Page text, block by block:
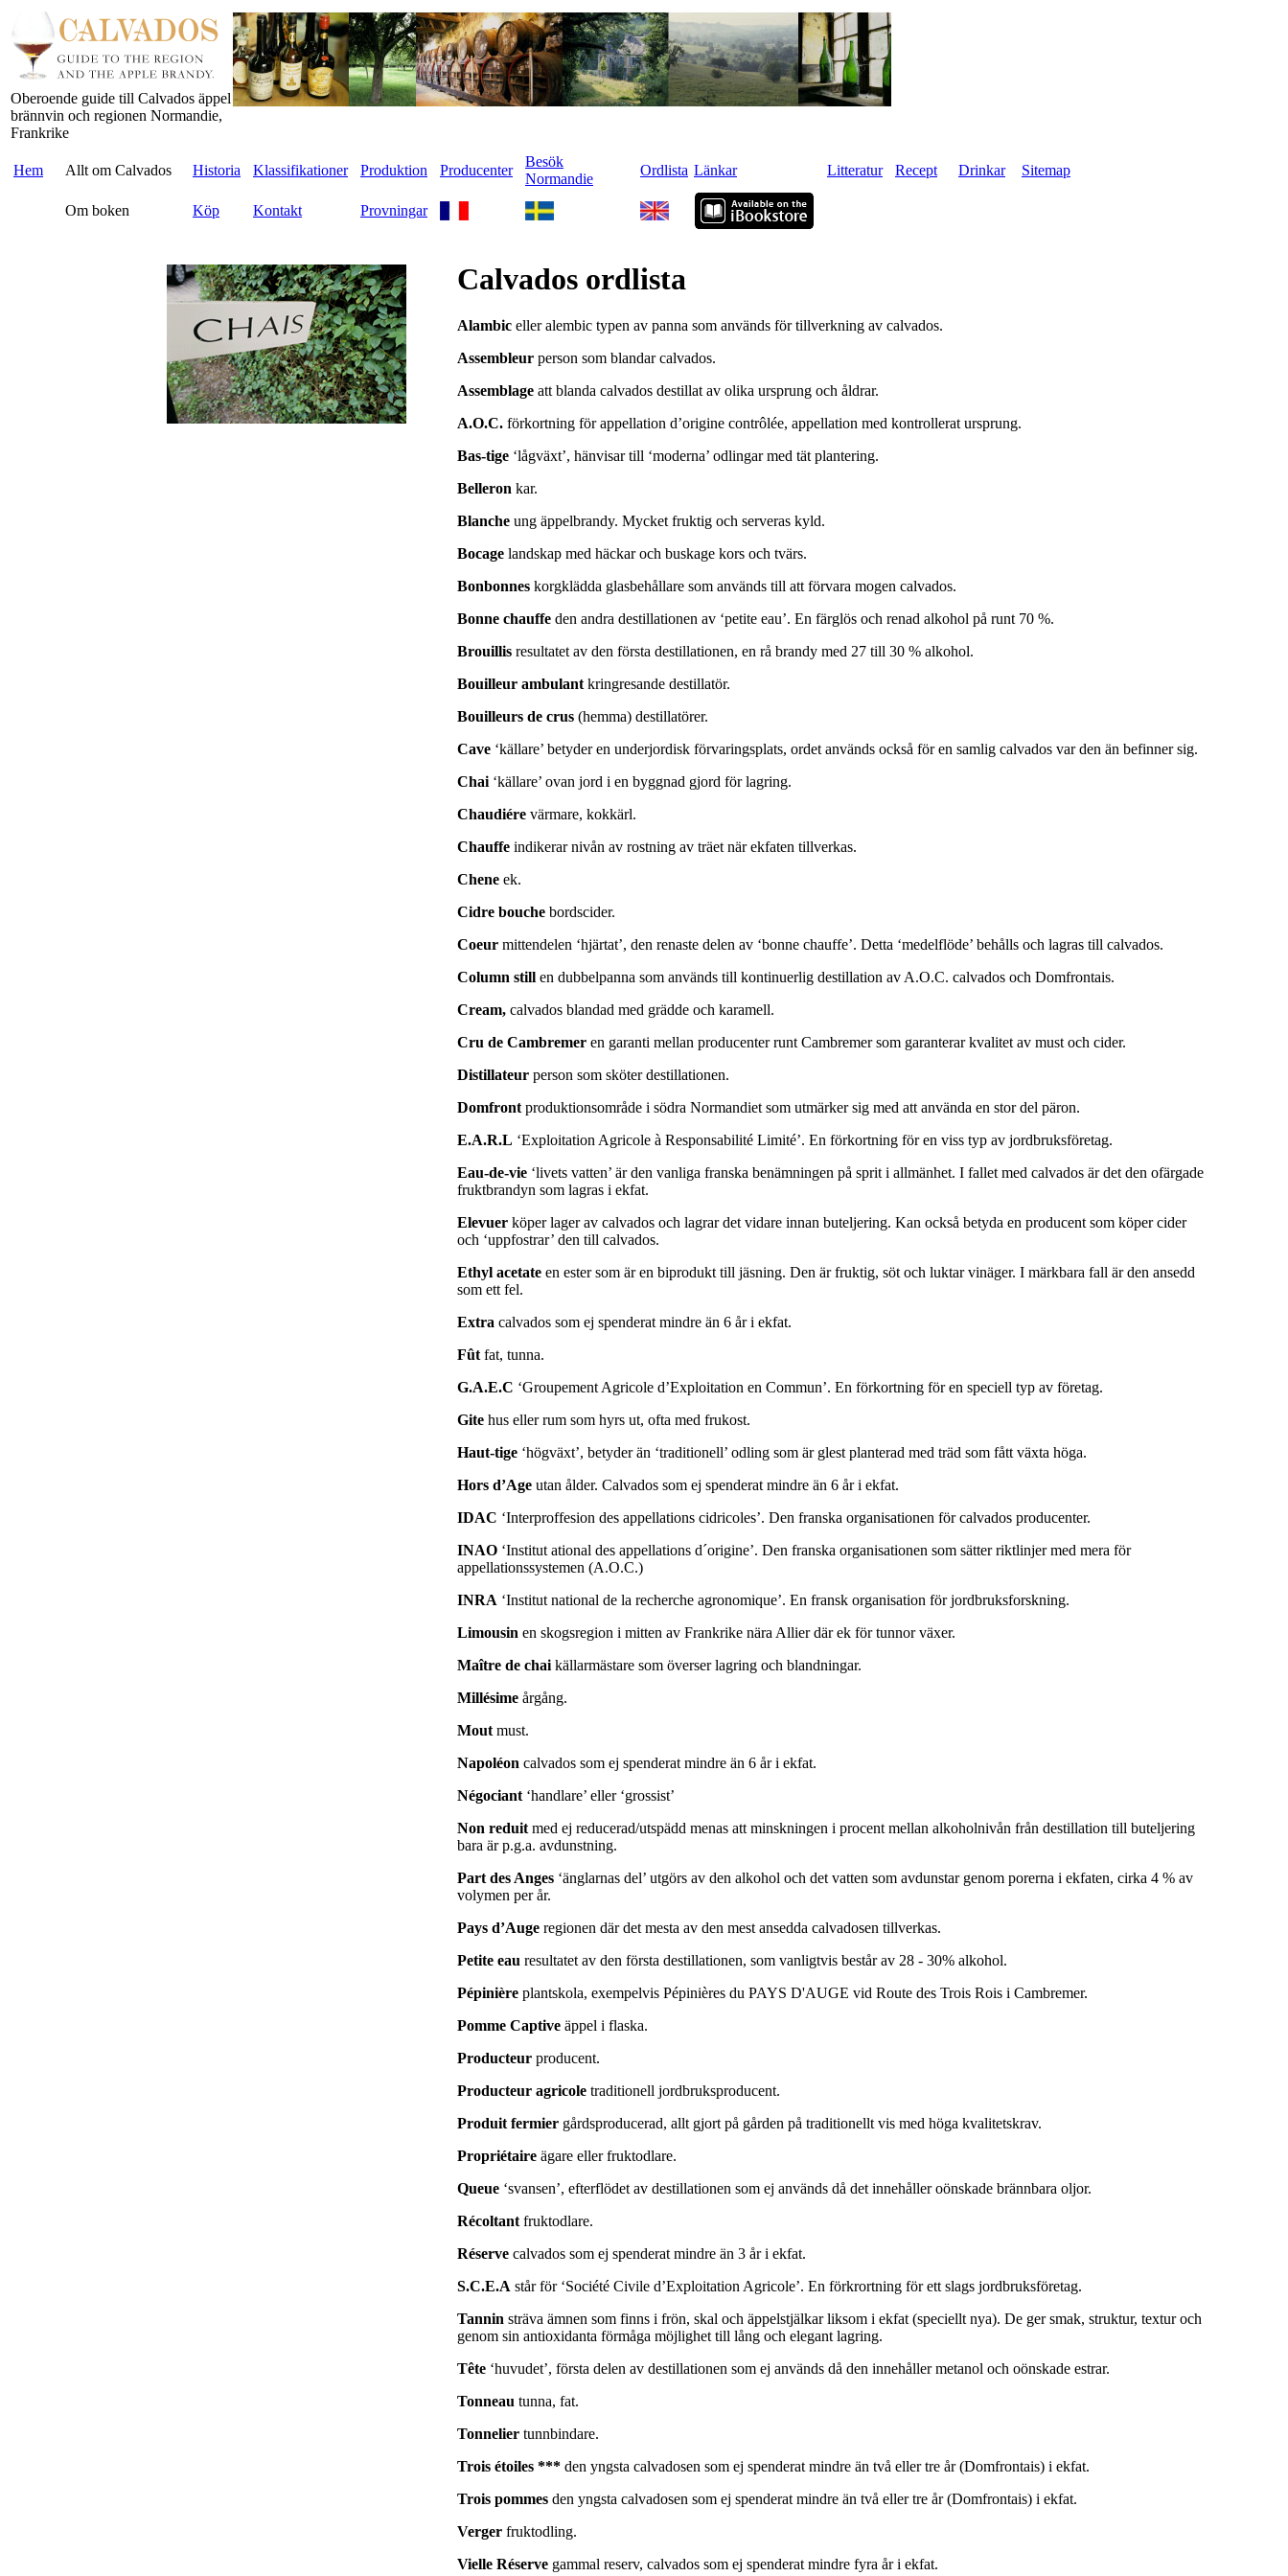
Oberoende guide till Calvados äppel
brännvin och regionen Normandie,
Frankrike
Hem Allt om Calvados Historia Klassifikationer Produktion Producenter
Besök
Normandie
Ordlista Länkar Litteratur Recept Drinkar Sitemap
Om boken Köp Kontakt Provningar
Calvados ordlista
Alambic eller alembic typen av panna som används för tillverkning av calvados.
Assembleur person som blandar calvados.
Assemblage att blanda calvados destillat av olika ursprung och åldrar.
A.O.C. förkortning för appellation d’origine contrôlée, appellation med kontrollerat ursprung.
Bas-tige ‘lågväxt’, hänvisar till ‘moderna’ odlingar med tät plantering.
Belleron kar.
Blanche ung äppelbrandy. Mycket fruktig och serveras kyld.
Bocage landskap med häckar och buskage kors och tvärs.
Bonbonnes korgklädda glasbehållare som används till att förvara mogen calvados.
Bonne chauffe den andra destillationen av ‘petite eau’. En färglös och renad alkohol på runt 70 %.
Brouillis resultatet av den första destillationen, en rå brandy med 27 till 30 % alkohol.
Bouilleur ambulantkringresande destillatör.
Bouilleurs de crus (hemma) destillatörer.
Cave ‘källare’ betyder en underjordisk förvaringsplats, ordet används också för en samlig calvados var den än befinner sig.
Chai‘källare’ ovan jord i en byggnad gjord för lagring.
Chaudiére värmare, kokkärl.
Chauffe indikerar nivån av rostning av träet när ekfaten tillverkas.
Chene ek.
Cidre bouche bordscider.
Coeur mittendelen ‘hjärtat’, den renaste delen av ‘bonne chauffe’. Detta ‘medelflöde’ behålls och lagras till calvados.
Column still en dubbelpanna som används till kontinuerlig destillation av A.O.C. calvados och Domfrontais.
Cream, calvados blandad med grädde och karamell.
Cru de Cambremer en garanti mellan producenter runt Cambremer som garanterar kvalitet av must och cider.
Distillateur person som sköter destillationen.
Domfrontproduktionsområde i södra Normandiet som utmärker sig med att använda en stor del päron.
E.A.R.L ‘Exploitation Agricole à Responsabilité Limité’. En förkortning för en viss typ av jordbruksföretag.
Eau-de-vie ‘livets vatten’ är den vanliga franska benämningen på sprit i allmänhet. I fallet med calvados är det den ofärgade
fruktbrandyn som lagras i ekfat.
Elevuer köper lager av calvados och lagrar det vidare innan buteljering. Kan också betyda en producent som köper cider
och ‘uppfostrar’ den till calvados.
Ethyl acetate en ester som är en biprodukt till jäsning. Den är fruktig, söt och luktar vinäger. I märkbara fall är den ansedd
som ett fel.
Extra calvados som ej spenderat mindre än 6 år i ekfat.
Fûtfat, tunna.
G.A.E.C ‘Groupement Agricole d’Exploitation en Commun’. En förkortning för en speciell typ av företag.
Gite hus eller rum som hyrs ut, ofta med frukost.
Haut-tige ‘högväxt’, betyder än ‘traditionell’ odling som är glest planterad med träd som fått växta höga.
Hors d’Age utan ålder. Calvados som ej spenderat mindre än 6 år i ekfat.
IDAC ‘Interproffesion des appellations cidricoles’. Den franska organisationen för calvados producenter.
INAO ‘Institut ational des appellations d´origine’. Den franska organisationen som sätter riktlinjer med mera för
appellationssystemen (A.O.C.)
INRA ‘Institut national de la recherche agronomique’. En fransk organisation för jordbruksforskning.
Limousin en skogsregion i mitten av Frankrike nära Allier där ek för tunnor växer.
Maître de chaikällarmästare som överser lagring och blandningar.
Millésime årgång.
Moutmust.
Napoléon calvados som ej spenderat mindre än 6 år i ekfat.
Négociant‘handlare’ eller ‘grossist’
Non reduitmed ej reducerad/utspädd menas att minskningen i procent mellan alkoholnivån från destillation till buteljering
bara är p.g.a. avdunstning.
Part des Anges ‘änglarnas del’ utgörs av den alkohol och det vatten som avdunstar genom porerna i ekfaten, cirka 4 % av
volymen per år.
Pays d’Auge regionen där det mesta av den mest ansedda calvadosen tillverkas.
Petite eau resultatet av den första destillationen, som vanligtvis består av 28 - 30% alkohol.
Pépinière plantskola, exempelvis Pépinières du PAYS D'AUGE vid Route des Trois Rois i Cambremer.
Pomme Captive äppel i flaska.
Producteur producent.
Producteur agricole traditionell jordbruksproducent.
Produit fermier gårdsproducerad, allt gjort på gården på traditionellt vis med höga kvalitetskrav.
Propriétaire ägare eller fruktodlare.
Queue ‘svansen’, efterflödet av destillationen som ej används då det innehåller oönskade brännbara oljor.
Récoltantfruktodlare.
Réserve calvados som ej spenderat mindre än 3 år i ekfat.
S.C.E.A står för ‘Société Civile d’Exploitation Agricole’. En förkrortning för ett slags jordbruksföretag.
Tannin sträva ämnen som finns i frön, skal och äppelstjälkar liksom i ekfat (speciellt nya). De ger smak, struktur, textur och
genom sin antioxidanta förmåga möjlighet till lång och elegant lagring.
Tête ‘huvudet’, första delen av destillationen som ej används då den innehåller metanol och oönskade estrar.
Tonneau tunna, fat.
Tonnelier tunnbindare.
Trois étoiles *** den yngsta calvadosen som ej spenderat mindre än två eller tre år (Domfrontais) i ekfat.
Trois pommes den yngsta calvadosen som ej spenderat mindre än två eller tre år (Domfrontais) i ekfat.
Verger fruktodling.
Vielle Réserve gammal reserv, calvados som ej spenderat mindre fyra år i ekfat.